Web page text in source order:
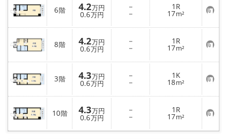
6階 4.2万円
0.6万円
－
－
1R
17m² お
気
に
入
り
登
録
8階 4.2万円
0.6万円
－
－
1R
17m² お
気
に
入
り
登
録
3階 4.3万円
0.6万円
－
－
1K
18m² お
気
に
入
り
登
録
10階 4.3万円
0.6万円
－
－
1R
17m² お
気
に